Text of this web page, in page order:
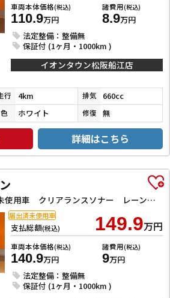
車両本体価格(税込)
110.9万円
諸費用(税込)
8.9万円
法定整備：整備無
保証付 (1ヶ月・1000km )
イオンタウン松阪船江店
行 4km 排気 660cc
色 ホワイト 修復 無
詳細はこちら
ハイブリッドL 届出済未使用車 クリアランスソナー レーンアシスト 衝突被害軽減システム オートライト LEDヘッドランプ スマートキー アイドリングストップ 電動格納ミラー シートヒーター ベンチシート CVT
支払総額(税込) 149.9万円
車両本体価格(税込)
140.9万円
諸費用(税込)
9万円
法定整備：整備無
保証付 (1ヶ月・1000km )
届出済未使用車